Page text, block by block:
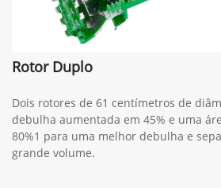
Rotor Duplo
Dois rotores de 61 centímetros de
debulha aumentada em 45% e uma
80%1 para uma melhor debulha e
grande volume.